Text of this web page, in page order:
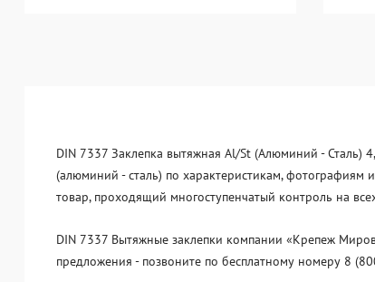
DIN 7337 Заклепка вытяжная Al/St (Алюминий - Сталь)
(алюминий - сталь) по характеристикам, фотографиям
товар, проходящий многоступенчатый контроль на
DIN 7337 Вытяжные заклепки компании «Крепеж
предложения - позвоните по бесплатному номеру 8